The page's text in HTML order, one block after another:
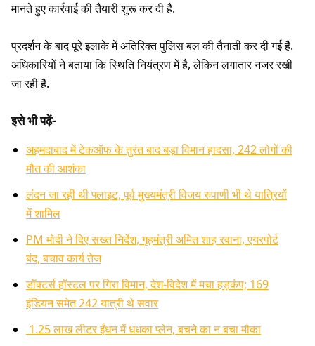
मानते हुए कार्रवाई की तैयारी शुरू कर दी है.
प्रदर्शन के बाद पूरे इलाके में अतिरिक्त पुलिस बल की तैनाती कर दी गई है.
अधिकारियों ने बताया कि स्थिति नियंत्रण में है, लेकिन लगातार नजर रखी
जा रही है.
इसे भी पढ़ें-
अहमदाबाद में टेकऑफ के तुरंत बाद बड़ा विमान हादसा, 242 लोगों की
मौत की आशंका
लंदन जा रही थी फ्लाइट, पूर्व मुख्यमंत्री विजय रुपाणी भी थे यात्रियों
में शामिल
PM मोदी ने दिए सख्त निर्देश, गृहमंत्री अमित शाह रवाना, एयरपोर्ट
बंद, बचाव कार्य तेज
डॉक्टर्स हॉस्टल पर गिरा विमान, देश-विदेश में मचा हड़कंप; 169
इंडियन समेत 242 यात्री थे सवार
1.25 लाख लीटर ईंधन में धधका प्लेन, बचने का न बचा मौका